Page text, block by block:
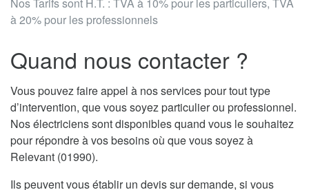
à 20% pour les professionnels
Quand nous contacter ?
Vous pouvez faire appel à nos services pour tout type
d’intervention, que vous soyez particulier ou professionnel.
Nos électriciens sont disponibles quand vous le souhaitez
pour répondre à vos besoins où que vous soyez à
Relevant (01990).
Ils peuvent vous établir un devis sur demande, si vous